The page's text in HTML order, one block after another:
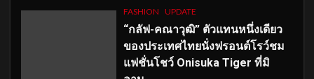
FASHION UPDATE
“กลัฟ-คณาวุฒิ” ตัวแทนหนึ่งเดียว
ของประเทศไทยนั่งฟรอนต์โรว์ชม
แฟชั่นโชว์ Onisuka Tiger ที่มิ